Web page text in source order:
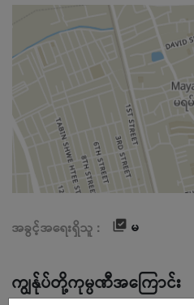
အခွင့်အရေးရှိသူ : မ
ကျွန်ုပ်တို့ကုမ္ပဏီအကြောင်း